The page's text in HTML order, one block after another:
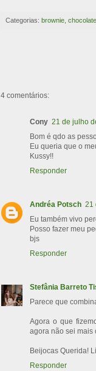
Categorias: brownie chocolate
4 comentários:
Cony 21 de julho
Bom é qdo as
Eu queria que o
Kussy!!
Responder
Andréa Potsch 21
Eu também vivo
Posso fazer meu
bjs
Responder
Stefânia Barreto
Parece que
Agora o que
agora não sei mais
Beijocas Querida!
Responder